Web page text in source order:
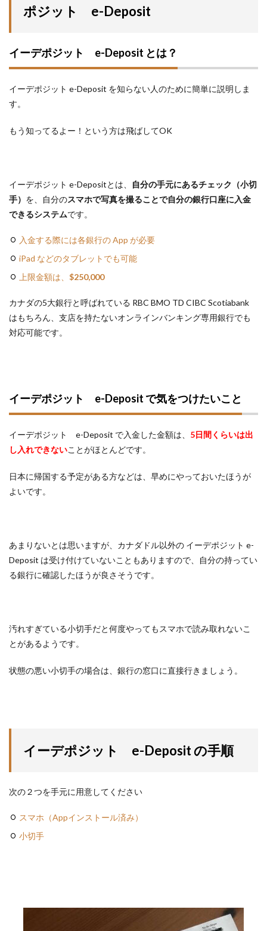
ポジット e-Deposit
イーデポジット e-Deposit とは？
イーデポジット e-Deposit を知らない人のために簡単に説明しま
す。
もう知ってるよー！という方は飛ばしてOK
イーデポジット e-Depositとは、
自分の手元にあるチェック（小切
手） を、自分のスマホで写真を撮ることで自分の銀行口座に入金
できるシステムです。
入金する際には各銀行の App が必要
iPad などのタブレットでも可能
上限金額は、 $250,000
カナダの5大銀行と呼ばれている RBC BMO TD CIBC Scotiabank
はもちろん、支店を持たないオンラインバンキング専用銀行でも
対応可能です。
イーデポジット e-Deposit で気をつけたいこと
イーデポジット e-Deposit で入金した金額は、 5日間くらいは出
し入れできないことがほとんどです。
日本に帰国する予定がある方などは、早めにやっておいたほうが
よいです。
あまりないとは思いますが、カナダドル以外の イーデポジット e-
Deposit は受け付けていないこともありますので、自分の持ってい
る銀行に確認したほうが良さそうです。
汚れすぎている小切手だと何度やってもスマホで読み取れないこ
とがあるようです。
状態の悪い小切手の場合は、銀行の窓口に直接行きましょう。
イーデポジット e-Deposit の手順
次の２つを手元に用意してください
スマホ（Appインストール済み）
小切手